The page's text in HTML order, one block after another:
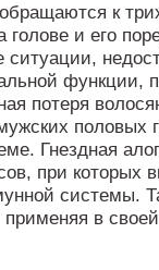
к
голове и его
функции,
потеря
половых
Гнездная
при которых
системы.
в